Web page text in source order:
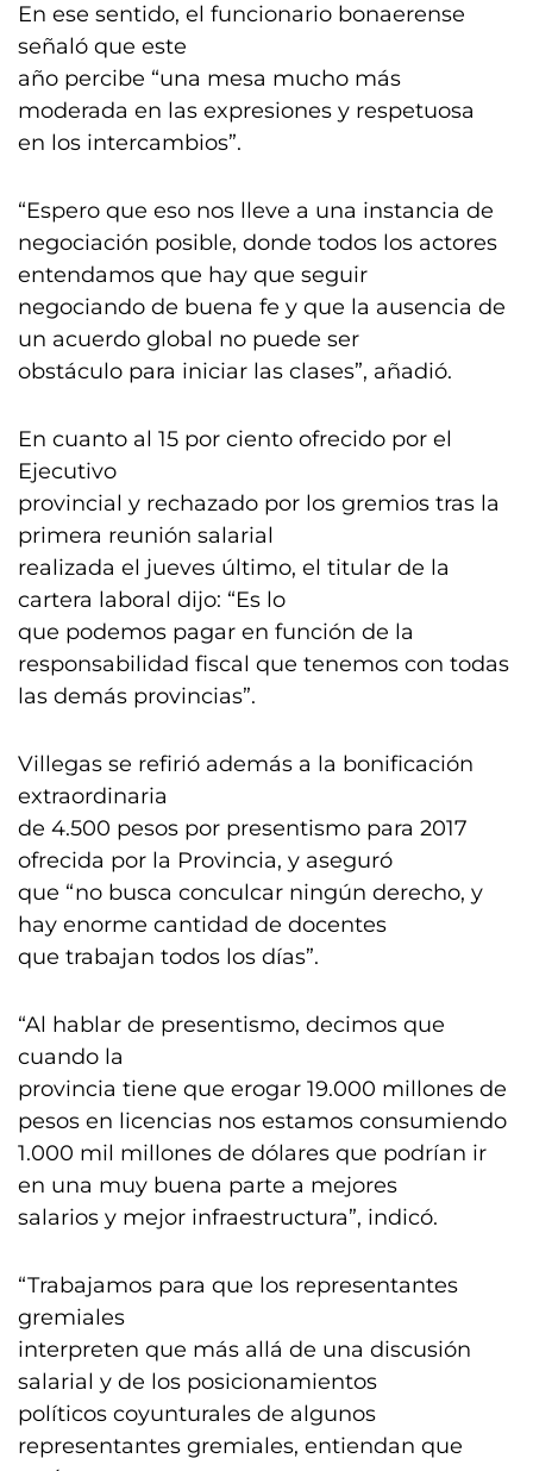
En ese sentido, el funcionario bonaerense
señaló que este
año percibe “una mesa mucho más
moderada en las expresiones y respetuosa
en los intercambios”.
“Espero que eso nos lleve a una instancia de
negociación posible, donde todos los actores
entendamos que hay que seguir
negociando de buena fe y que la ausencia de
un acuerdo global no puede ser
obstáculo para iniciar las clases”, añadió.
En cuanto al 15 por ciento ofrecido por el
Ejecutivo
provincial y rechazado por los gremios tras la
primera reunión salarial
realizada el jueves último, el titular de la
cartera laboral dijo: “Es lo
que podemos pagar en función de la
responsabilidad fiscal que tenemos con todas
las demás provincias”.
Villegas se refirió además a la bonificación
extraordinaria
de 4.500 pesos por presentismo para 2017
ofrecida por la Provincia, y aseguró
que “no busca conculcar ningún derecho, y
hay enorme cantidad de docentes
que trabajan todos los días”.
“Al hablar de presentismo, decimos que
cuando la
provincia tiene que erogar 19.000 millones de
pesos en licencias nos estamos consumiendo
1.000 mil millones de dólares que podrían ir
en una muy buena parte a mejores
salarios y mejor infraestructura”, indicó.
“Trabajamos para que los representantes
gremiales
interpreten que más allá de una discusión
salarial y de los posicionamientos
políticos coyunturales de algunos
representantes gremiales, entiendan que